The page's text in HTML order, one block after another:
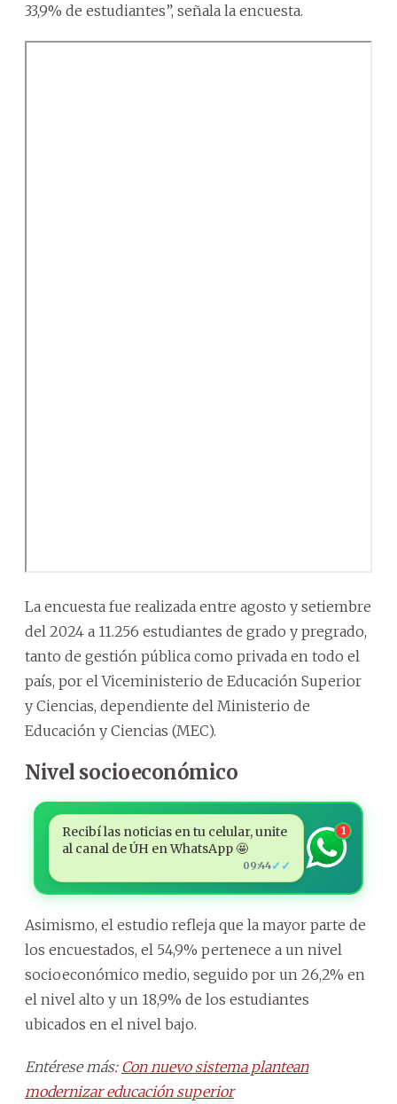
33,9% de estudiantes”, señala la encuesta.
La encuesta fue realizada entre agosto y setiembre
del 2024 a 11.256 estudiantes de grado y pregrado,
tanto de gestión pública como privada en todo el
país, por el Viceministerio de Educación Superior
y Ciencias, dependiente del Ministerio de
Educación y Ciencias (MEC).
Nivel socioeconómico
Recibí las noticias en tu celular, unite
al canal de ÚH en WhatsApp 🤩
09:44✓✓
1
Asimismo, el estudio refleja que la mayor parte de
los encuestados, el 54,9% pertenece a un nivel
socioeconómico medio, seguido por un 26,2% en
el nivel alto y un 18,9% de los estudiantes
ubicados en el nivel bajo.
Entérese más: Con nuevo sistema plantean
modernizar educación superior